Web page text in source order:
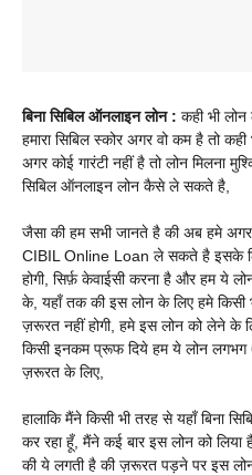
बिना सिबिल ऑनलाइन लोन : कही भी
हमारा सिबिल स्कोर अगर वो कम है तो
अगर कोई गारंटी नहीं है तो लोन मिलना
सिबिल ऑनलाइन लोन कैसे ले सकते है,
जैसा की हम सभी जानते है की अब हमे
CIBIL Online Loan ले सकते है इसके
होगी, सिर्फ़ केवाईसी करना है और हम ये
के, यहाँ तक की इस लोन के लिए हमे
ज़रूरत नहीं होगी, हमे इस लोन को लेने के
किसी इनकम प्रूफ दिये हम ये लोन
ज़रूरत के लिए,
हालाकि मैंने किसी भी तरह से यहाँ बिना
कर रहा हूँ, मैंने कई बार इस लोन को
की ये लगती है की ज़रूरत पड़ने पर इस